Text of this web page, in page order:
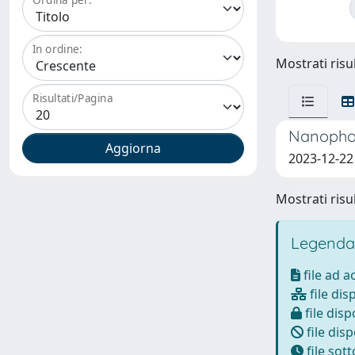
In ordine:
Risultati/Pagina
Mostrati
2023-12-
Mostrati
file ad
file
file
file
file